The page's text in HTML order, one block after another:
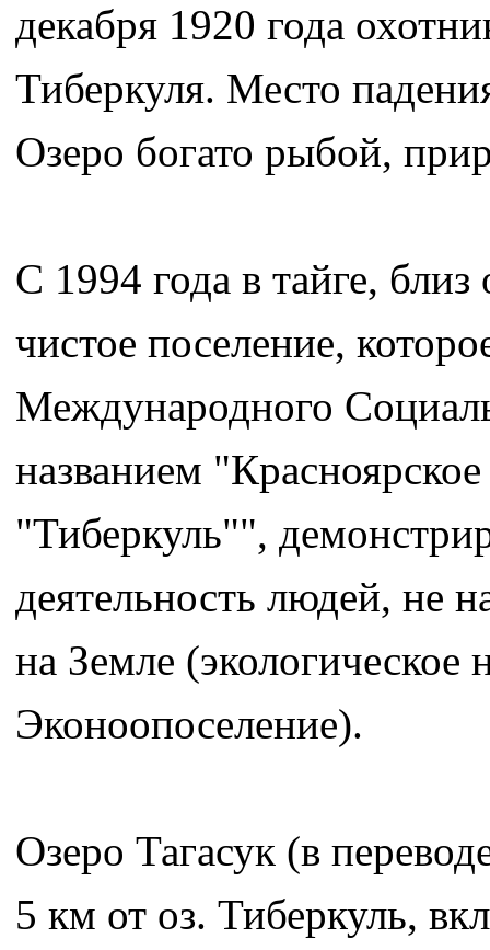
декабря 1920 года
Тиберкуля. Место
Озеро богато рыбой,
С 1994 года в тайге, близ
чистое поселение,
Международного
названием
"Тиберкуль"",
деятельность людей, не
на Земле (экологическое
Эконоопоселение).
Озеро Тагасук (в
5 км от оз. Тиберкуль,